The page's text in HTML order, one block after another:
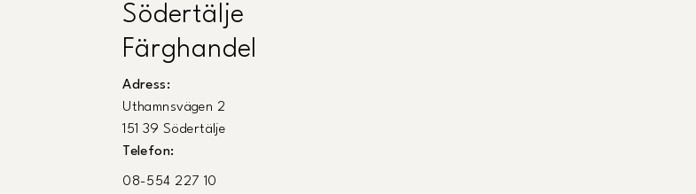
Södertälje
Färghandel
Adress:
Uthamnsvägen 2
151 39 Södertälje
Telefon:
08-554 227 10